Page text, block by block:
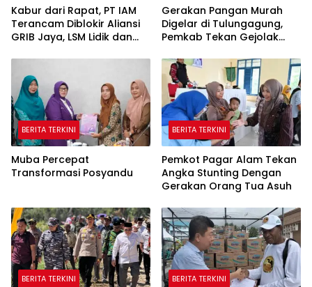
Kabur dari Rapat, PT IAM
Terancam Diblokir Aliansi
GRIB Jaya, LSM Lidik dan
Gerakan Pangan Murah
Digelar di Tulungagung,
Pemkab Tekan Gejolak
Warga
BERITA TERKINI
Muba Percepat
Transformasi Posyandu
BERITA TERKINI
Pemkot Pagar Alam Tekan
Angka Stunting Dengan
Gerakan Orang Tua Asuh
BERITA TERKINI BERITA TERKINI